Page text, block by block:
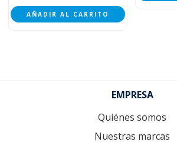
AÑADIR AL CARRITO
EMPRESA
Quiénes somos
Nuestras marcas